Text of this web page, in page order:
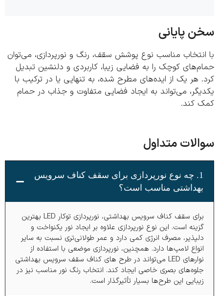
پایانی
مناسب نوع پوشش سقف، رنگ و نورپردازی، می‌توان
کوچک را به فضایی زیبا، کاربردی و دلنشین تبدیل
هر یک از ایده‌های مطرح شده، به تنهایی یا در ترکیب با
می‌تواند به ایجاد فضایی متفاوت و جذاب در حمام
کند.
متداول
1. چه نوع نورپردازی برای سقف کناف سرویس
بهداشتی مناسب است؟
برای سقف کناف سرویس بهداشتی، نورپردازی توکار LED بهترین
است. این نوع نورپردازی علاوه بر ایجاد نور یکنواخت و
مصرف انرژی کمی دارد و عمر طولانی‌تری نسبت به سایر
لامپ‌ها دارد. همچنین، نورپردازی موضعی با استفاده از
نوارهای LED می‌تواند در طرح های کناف سقف سرویس بهداشتی
بصری خاصی ایجاد کند. انتخاب رنگ نور مناسب نیز در
این طرح‌ها بسیار تأثیرگذار است.